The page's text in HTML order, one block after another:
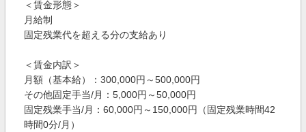
＜賃金形態＞
月給制
固定残業代を超える分の支給あり
＜賃金内訳＞
月額（基本給）：300,000円～500,000円
その他固定手当/月：5,000円～50,000円
固定残業手当/月：60,000円～150,000円（固定残業時間42
時間0分/月）